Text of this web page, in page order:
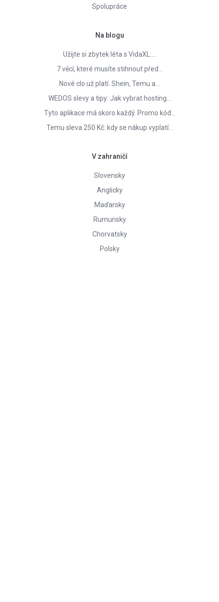
Spolupráce
Na blogu
Užijte si zbytek léta s VidaXL:…
7 věcí, které musíte stihnout před…
Nové clo už platí. Shein, Temu a…
WEDOS slevy a tipy: Jak vybrat hosting…
Tyto aplikace má skoro každý. Promo kód…
Temu sleva 250 Kč: kdy se nákup vyplatí…
V zahraničí
Slovensky
Anglicky
Maďarsky
Rumunsky
Chorvatsky
Polsky